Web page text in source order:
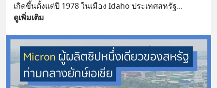
เกิดขึ้นตั้งแต่ปี 1978 ในเมือง Idaho ประเทศสหรัฐ...
ดูเพิ่มเติม